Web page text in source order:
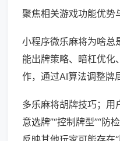
聚焦相关游戏功能优势
小程序微乐麻将为啥总
能出牌策略、暗杠优化
作，通过AI算法调整牌
多乐麻将胡牌技巧；用
意选牌”“控制牌型”“防